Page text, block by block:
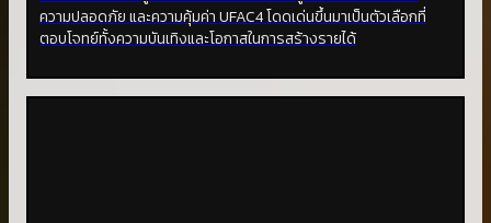
ความปลอดภัย และความคุ้มค่า UFAC4 โดดเด่นขึ้นมาเป็นตัวเลือกที่
ตอบโจทย์ทั้งความบันเทิงและโอกาสในการสร้างรายได้